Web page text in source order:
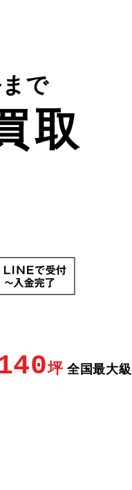
で
取
坪 全国最大級